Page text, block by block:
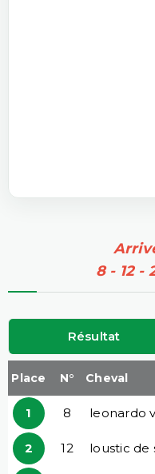
8 - 12 -
Résultat
Place N° Cheval
1 8 leonardo
2 12 loustic de